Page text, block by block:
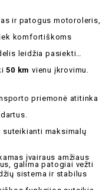
ir patogus motoroleris,
komfortiškoms
leidžia pasiekti
50 km vienu įkrovimu.
priemonė atitinka
, suteikianti maksimalų
galima patogiai vežti
įvairaus amžiaus
sistema ir stabilus